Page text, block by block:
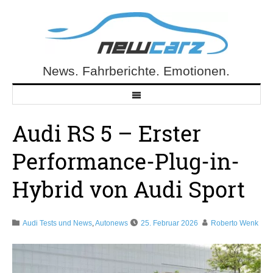
NewCarz.deNews. Fahrberichte. Emotionen.
Audi RS 5 – Erster
Performance-Plug-in-
Hybrid von Audi Sport
Audi Tests und News,Autonews 25. Februar 2026 Roberto Wenk